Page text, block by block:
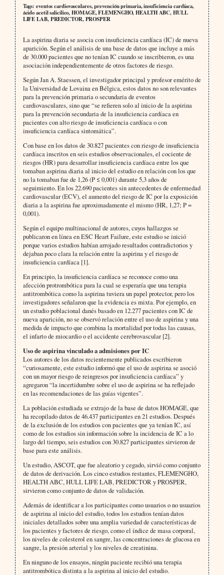
Tags: eventos cardiovasculares, prevención primaria, insuficiencia cardíaca,
ácido acetil salicílico, HOMAGE, FLEMENGHO, HEALTH ABC, HULL
LIFE LAB, PREDICTOR, PROSPER
La aspirina diaria se asocia con insuficiencia cardíaca (IC) de nueva
aparición. Según el análisis de una base de datos que incluye a más
de 30.000 pacientes que no tenían IC cuando se inscribieron, es una
asociación independientemente de otros factores de riesgo.
Según Jan A. Staessen, el investigador principal y profesor emérito de
la Universidad de Lovaina en Bélgica, estos datos no son relevantes
para la prevención primaria o secundaria de eventos
cardiovasculares, sino que “se refieren solo al inicio de la aspirina
para la prevención secundaria de la insuficiencia cardíaca en
pacientes con alto riesgo de insuficiencia cardíaca o con
insuficiencia cardíaca sintomática”.
Con base en los datos de 30.827 pacientes con riesgo de insuficiencia
cardíaca inscritos en seis estudios observacionales, el cociente de
riesgos (HR) para desarrollar insuficiencia cardíaca entre los que
tomaban aspirina diaria al inicio del estudio en relación con los que
no la tomaban fue de 1,26 (P ≤ 0,001) durante 5,3 años de
seguimiento. En los 22.690 pacientes sin antecedentes de enfermedad
cardiovascular (ECV), el aumento del riesgo de IC por la exposición
diaria a la aspirina fue aproximadamente el mismo (HR, 1,27; P =
0,001).
Según el equipo multinacional de autores, cuyos hallazgos se
publicaron en línea en ESC Heart Failure, este estudio se inició
porque varios estudios habían arrojado resultados contradictorios y
dejaban poco clara la relación entre la aspirina y el riesgo de
insuficiencia cardíaca [1].
En principio, la insuficiencia cardíaca se reconoce como una
afección protrombótica para la cual se esperaría que una terapia
antitrombótica como la aspirina tuviera un papel protector, pero los
investigadores señalaron que la evidencia es mixta. Por ejemplo, en
un estudio poblacional danés basado en 12.277 pacientes con IC de
nueva aparición, no se observó relación entre el uso de aspirina y una
medida de impacto que combina la mortalidad por todas las causas,
el infarto de miocardio o el accidente cerebrovascular [2].
Uso de aspirina vinculado a admisiones por IC
Los autores de los datos recientemente publicados escribieron
“curiosamente, este estudio informó que el uso de aspirina se asoció
con un mayor riesgo de reingresos por insuficiencia cardíaca” y
agregaron “la incertidumbre sobre el uso de aspirina se ha reflejado
en las recomendaciones de las guías vigentes”.
La población estudiada se extrajo de la base de datos HOMAGE, que
ha recopilado datos de 46.437 participantes en 21 estudios. Después
de la exclusión de los estudios con pacientes que ya tenían IC, así
como de los estudios sin información sobre la incidencia de IC a lo
largo del tiempo, seis estudios con 30.827 participantes sirvieron de
base para este análisis.
Un estudio, ASCOT, que fue aleatorio y cegado, sirvió como conjunto
de datos de derivación. Los cinco estudios restantes, FLEMENGHO,
HEALTH ABC, HULL LIFE LAB, PREDICTOR y PROSPER,
sirvieron como conjunto de datos de validación.
Además de identificar a los participantes como usuarios o no usuarios
de aspirina al inicio del estudio, todos los estudios tenían datos
iniciales detallados sobre una amplia variedad de características de
los pacientes y factores de riesgo, como el índice de masa corporal,
los niveles de colesterol en sangre, las concentraciones de glucosa en
sangre, la presión arterial y los niveles de creatinina.
En ninguno de los ensayos, ningún paciente recibió una terapia
antitrombótica distinta a la aspirina al inicio del estudio.